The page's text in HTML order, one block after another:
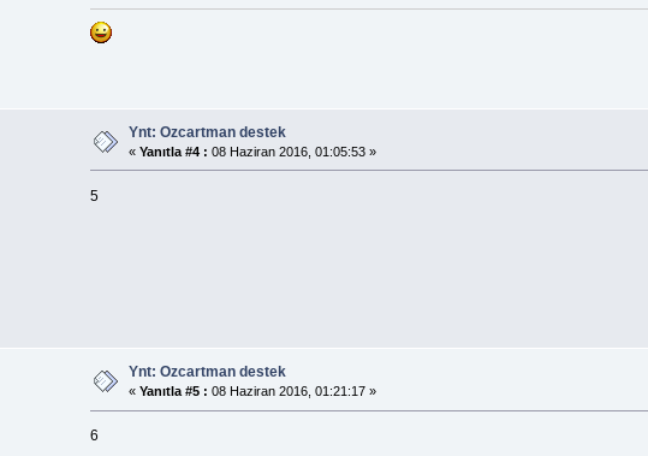
Ynt: Ozcartman destek
« Yanıtla #4 : 08 Haziran 2016, 01:05:53 »
5
Ynt: Ozcartman destek
« Yanıtla #5 : 08 Haziran 2016, 01:21:17 »
6